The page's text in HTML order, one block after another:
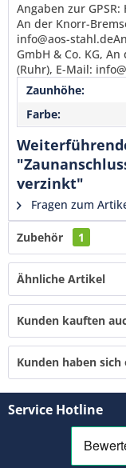
verstanden und
Mit *
Senden
Angaben zur GPSR:
An der Knorr-
info@aos-
GmbH & Co. KG,
(Ruhr), E-Mail:
Zaunhöhe:
Farbe:
verzinkt"
Fragen zum
Zubehör 1
Ähnliche Artikel
Kunden kauften
Kunden haben sich
Service Hotline